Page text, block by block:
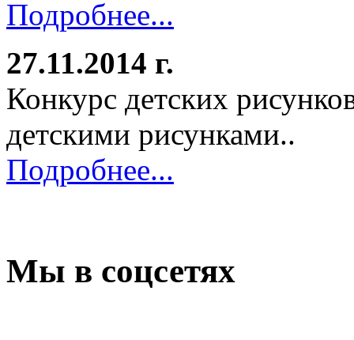
Подробнее...
27.11.2014 г.
Конкурс детских
детскими рисунками..
Подробнее...
Мы в соцсетях